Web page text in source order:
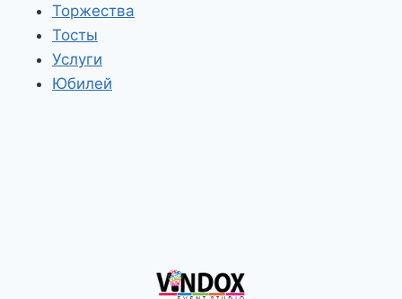
Торжества
Тосты
Услуги
Юбилей